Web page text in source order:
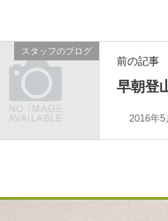
スタッフのブログ
前の記事
早朝登
2016年5